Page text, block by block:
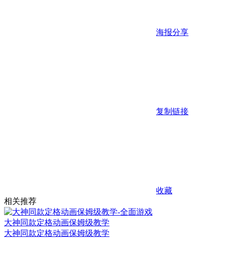
海报分享
复制链接
收藏
相关推荐
大神同款定格动画保姆级教学
大神同款定格动画保姆级教学